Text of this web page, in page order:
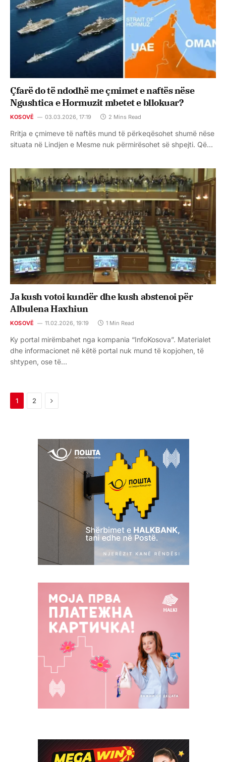
Çfarë do të ndodhë me çmimet e naftës nëse
Ngushtica e Hormuzit mbetet e bllokuar?
KOSOVË 03.03.2026, 17:19 2 Mins Read
Rritja e çmimeve të naftës mund të përkeqësohet shumë nëse
situata në Lindjen e Mesme nuk përmirësohet së shpejti. Që…
Ja kush votoi kundër dhe kush abstenoi për
Albulena Haxhiun
KOSOVË 11.02.2026, 19:19 1 Min Read
Ky portal mirëmbahet nga kompania “InfoKosova”. Materialet
dhe informacionet në këtë portal nuk mund të kopjohen, të
shtypen, ose të…
1 2 Next